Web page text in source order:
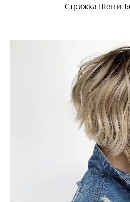
Стрижка Шегги-